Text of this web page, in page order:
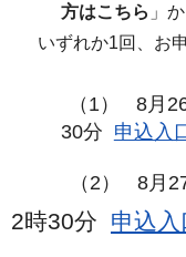
方はこちら 」
いずれか1回、お
（1） 8月
30分 申込入
（2） 8月
2時30分 申込入